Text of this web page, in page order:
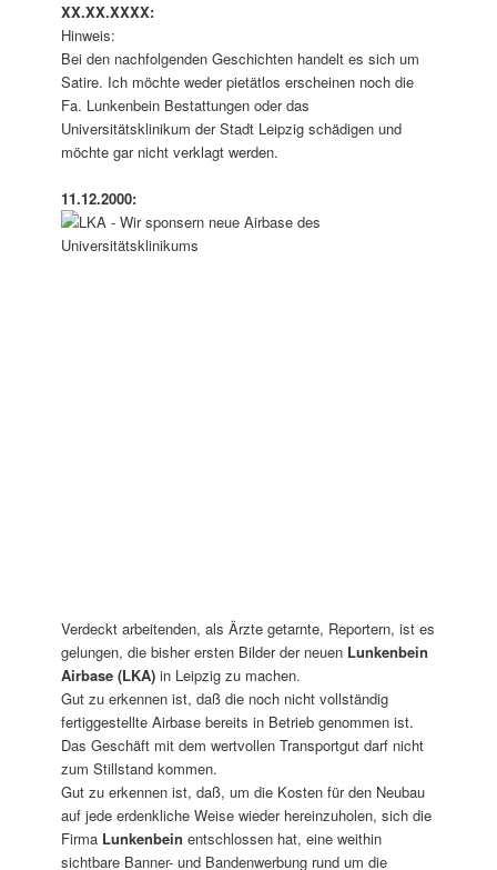
XX.XX.XXXX:
Hinweis:
Bei den nachfolgenden Geschichten handelt es sich um
Satire. Ich möchte weder pietätlos erscheinen noch die
Fa. Lunkenbein Bestattungen oder das
Universitätsklinikum der Stadt Leipzig schädigen und
möchte gar nicht verklagt werden.
11.12.2000:
Verdeckt arbeitenden, als Ärzte getarnte, Reportern, ist es
gelungen, die bisher ersten Bilder der neuen Lunkenbein
Airbase (LKA) in Leipzig zu machen.
Gut zu erkennen ist, daß die noch nicht vollständig
fertiggestellte Airbase bereits in Betrieb genommen ist.
Das Geschäft mit dem wertvollen Transportgut darf nicht
zum Stillstand kommen.
Gut zu erkennen ist, daß, um die Kosten für den Neubau
auf jede erdenkliche Weise wieder hereinzuholen, sich die
Firma Lunkenbein entschlossen hat, eine weithin
sichtbare Banner- und Bandenwerbung rund um die